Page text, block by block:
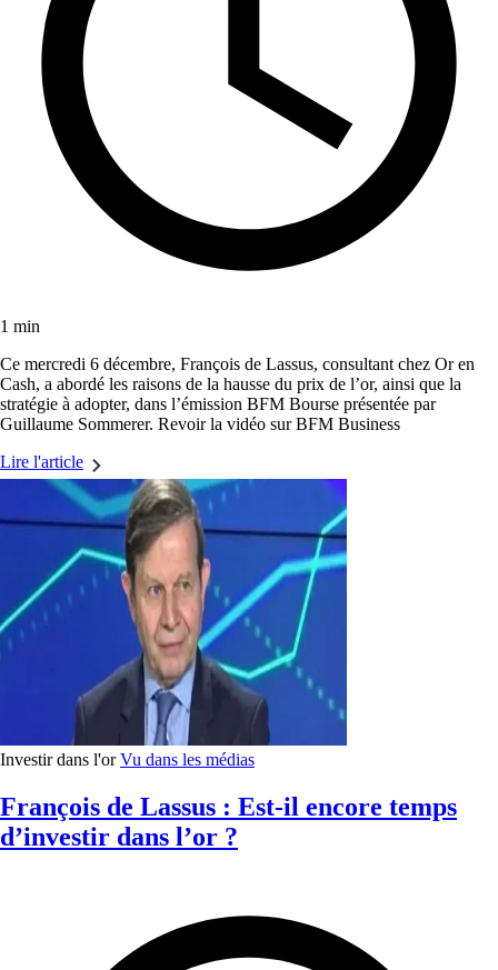
1 min
Ce mercredi 6 décembre, François de Lassus, consultant chez Or en
Cash, a abordé les raisons de la hausse du prix de l’or, ainsi que la
stratégie à adopter, dans l’émission BFM Bourse présentée par
Guillaume Sommerer. Revoir la vidéo sur BFM Business
Lire l'article
Investir dans l'or Vu dans les médias
François de Lassus : Est-il encore temps
d’investir dans l’or ?